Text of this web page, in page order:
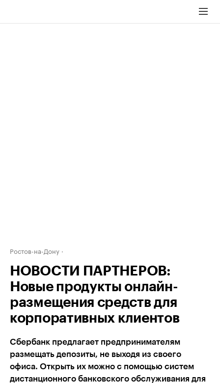
Ростов-на-Дону
НОВОСТИ ПАРТНЕРОВ:
Новые продукты онлайн-
размещения средств для
корпоративных клиентов
Сбербанк предлагает предпринимателям
размещать депозиты, не выходя из своего
офиса. Открыть их можно с помощью систем
дистанционного банковского обслуживания для